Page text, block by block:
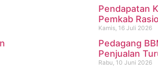
Pendapatan
Pemkab
Kamis, 16 Juli 2026
Pedagang
Penjualan
Rabu, 10 Juni 2026